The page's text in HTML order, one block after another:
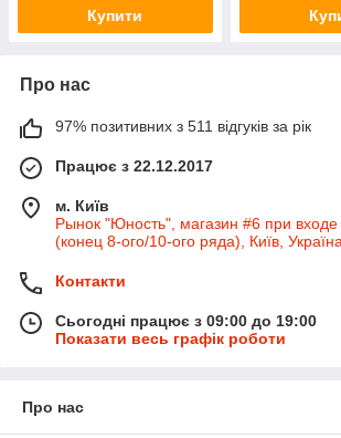
Купити
Про нас
97% позитивних з 511 відгуків за рік
Працює з 22.12.2017
м. Київ
Рынок "Юность", магазин #6 при входе
(конец 8-ого/10-ого ряда), Київ, Україна
Контакти
Сьогодні працює з 09:00 до 19:00
Показати весь графік роботи
Про нас